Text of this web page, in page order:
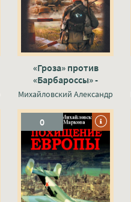
«Гроза» против
«Барбароссы» -
Александр
Александр Харников
Михайловский Александр
0